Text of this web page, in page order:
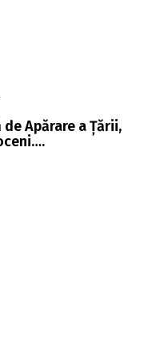
Apărare a Ţării,